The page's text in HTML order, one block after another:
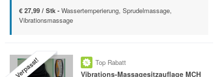
€ 27,99 / Stk - Wassertemperierung, Sprudelmassage,
Vibrationsmassage
Verpasst! Top Rabatt
Vibrations-Massagesitzauflage MCH